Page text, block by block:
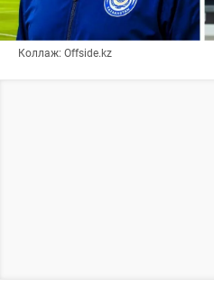
Коллаж: Offside.kz